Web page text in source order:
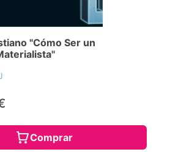
"Cómo Ser un
Comprar